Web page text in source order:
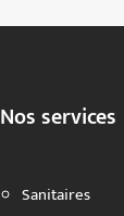
Nos services
Sanitaires